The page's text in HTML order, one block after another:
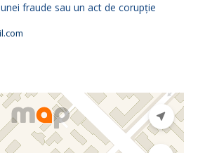
fraude sau un act de corupţie